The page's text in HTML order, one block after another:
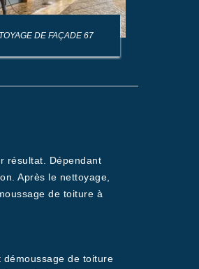
DE FAÇADE 67
résultat. Dépendant
Après le nettoyage,
de toiture à
de toiture